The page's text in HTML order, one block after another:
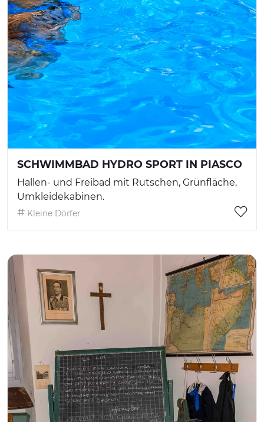
SCHWIMMBAD HYDRO SPORT IN PIASCO
Hallen- und Freibad mit Rutschen, Grünfläche,
Umkleidekabinen.
Kleine Dörfer